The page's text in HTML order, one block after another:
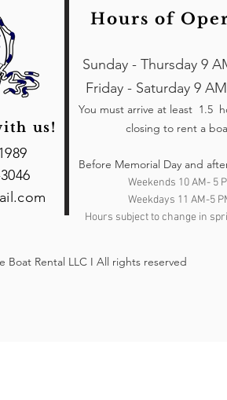
Sunday - Thursday 9
Friday - Saturday 9
You must arrive at least 1.5
closing to rent a
Before Memorial Day and
Weekends 10 AM- 5
Weekdays 11 AM-5
Hours subject to change in
us!
Hours of
Boat Rental LLC I All rights reserved